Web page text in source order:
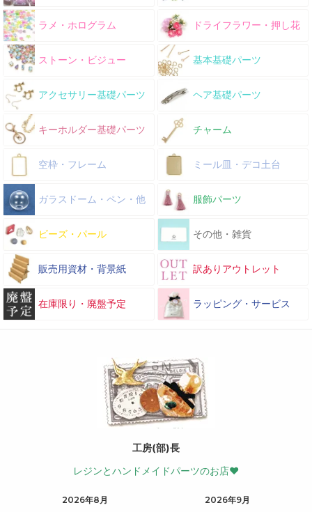
ラメ・ホログラム ドライフラワー・押し花
ストーン・ビジュー 基本基礎パーツ
アクセサリー基礎パーツ ヘア基礎パーツ
キーホルダー基礎パーツ チャーム
空枠・フレーム ミール皿・デコ土台
ガラスドーム・ペン・他 服飾パーツ
ビーズ・パール その他・雑貨
販売用資材・背景紙 訳ありアウトレット
在庫限り・廃盤予定 ラッピング・サービス
工房(部)長
レジンとハンドメイドパーツのお店♥
2026年8月
2026年9月